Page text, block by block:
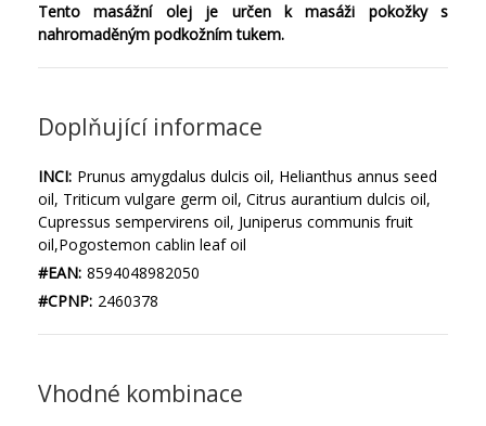
Tento masážní olej je určen k masáži pokožky s
nahromaděným podkožním tukem.
Doplňující informace
INCI: Prunus amygdalus dulcis oil, Helianthus annus seed
oil, Triticum vulgare germ oil, Citrus aurantium dulcis oil,
Cupressus sempervirens oil, Juniperus communis fruit
oil,Pogostemon cablin leaf oil
#EAN: 8594048982050
#CPNP: 2460378
Vhodné kombinace